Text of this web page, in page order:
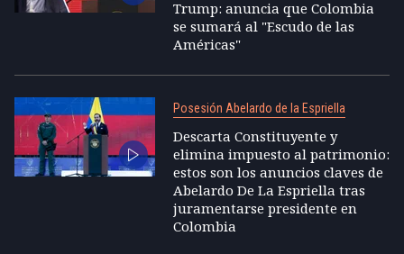
Trump: anuncia que Colombia
se sumará al "Escudo de las
Américas"
Posesión Abelardo de la Espriella
Descarta Constituyente y
elimina impuesto al patrimonio:
estos son los anuncios claves de
Abelardo De La Espriella tras
juramentarse presidente en
Colombia